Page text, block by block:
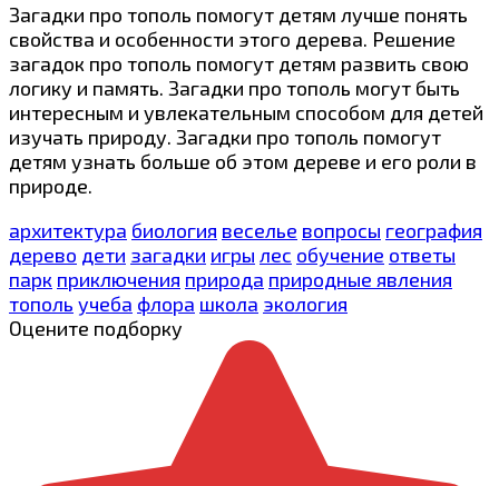
Загадки про тополь помогут детям лучше понять
свойства и особенности этого дерева. Решение
загадок про тополь помогут детям развить свою
логику и память. Загадки про тополь могут быть
интересным и увлекательным способом для детей
изучать природу. Загадки про тополь помогут
детям узнать больше об этом дереве и его роли в
природе.
архитектура биология веселье вопросы география
дерево дети загадки игры лес обучение ответы
парк приключения природа природные явления
тополь учеба флора школа экология
Оцените подборку